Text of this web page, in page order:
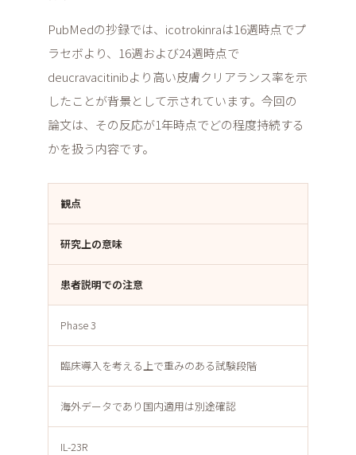
PubMedの抄録では、icotrokinraは16週時点でプ
ラセボより、16週および24週時点で
deucravacitinibより高い皮膚クリアランス率を示
したことが背景として示されています。今回の
論文は、その反応が1年時点でどの程度持続する
かを扱う内容です。
観点
研究上の意味
患者説明での注意
Phase 3
臨床導入を考える上で重みのある試験段階
海外データであり国内適用は別途確認
IL-23R